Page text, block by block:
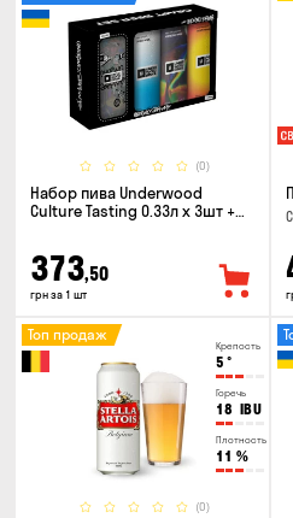
(0)
Набор пива Underwood
Culture Tasting 0.33л x 3шт +
373,50
грн за 1 шт
Крепость
5 °
Горечь
18 IBU
Плотность
11 %
(0)
Топ продаж